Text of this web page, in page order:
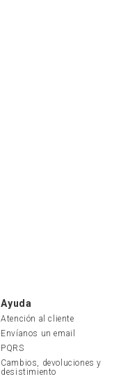
Ayuda
Atención al cliente
Envíanos un email
PQRS
Cambios, devoluciones y
desistimiento